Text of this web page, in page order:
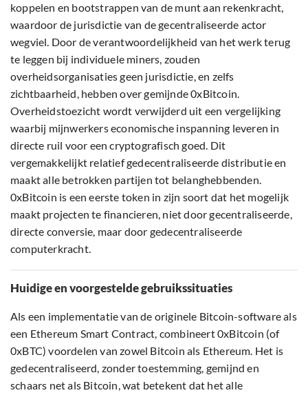
koppelen en bootstrappen van de munt aan rekenkracht,
waardoor de jurisdictie van de gecentraliseerde actor
wegviel. Door de verantwoordelijkheid van het werk terug
te leggen bij individuele miners, zouden
overheidsorganisaties geen jurisdictie, en zelfs
zichtbaarheid, hebben over gemijnde 0xBitcoin.
Overheidstoezicht wordt verwijderd uit een vergelijking
waarbij mijnwerkers economische inspanning leveren in
directe ruil voor een cryptografisch goed. Dit
vergemakkelijkt relatief gedecentraliseerde distributie en
maakt alle betrokken partijen tot belanghebbenden.
0xBitcoin is een eerste token in zijn soort dat het mogelijk
maakt projecten te financieren, niet door gecentraliseerde,
directe conversie, maar door gedecentraliseerde
computerkracht.
Huidige en voorgestelde gebruikssituaties
Als een implementatie van de originele Bitcoin-software als
een Ethereum Smart Contract, combineert 0xBitcoin (of
0xBTC) voordelen van zowel Bitcoin als Ethereum. Het is
gedecentraliseerd, zonder toestemming, gemijnd en
schaars net als Bitcoin, wat betekent dat het alle